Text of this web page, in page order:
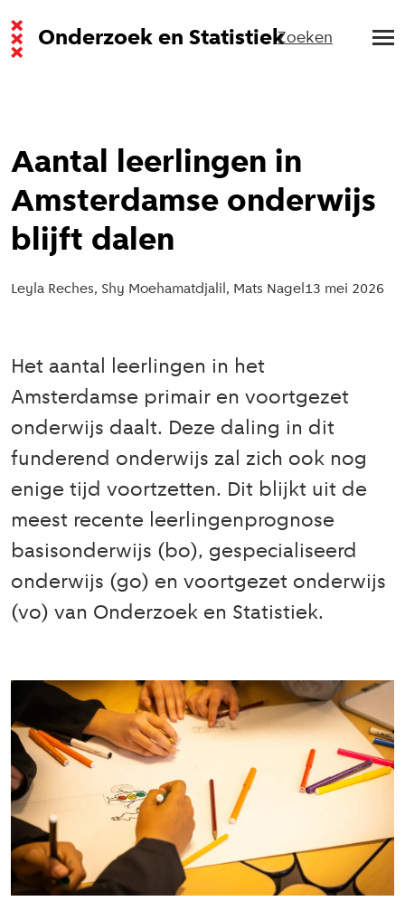
Onderzoek en StatistiekZoeken
Aantal leerlingen in
Amsterdamse onderwijs
blijft dalen
Leyla Reches, Shy Moehamatdjalil, Mats Nagel 13 mei 2026
Het aantal leerlingen in het
Amsterdamse primair en voortgezet
onderwijs daalt. Deze daling in dit
funderend onderwijs zal zich ook nog
enige tijd voortzetten. Dit blijkt uit de
meest recente leerlingenprognose
basisonderwijs (bo), gespecialiseerd
onderwijs (go) en voortgezet onderwijs
(vo) van Onderzoek en Statistiek.